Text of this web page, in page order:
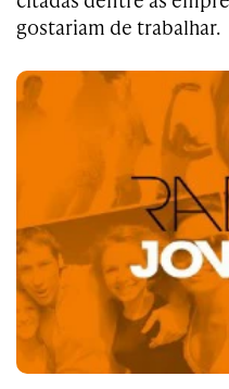
gostariam de trabalhar.